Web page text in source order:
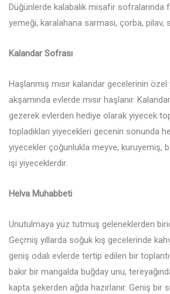
Düğünlerde kalabalık misafir sofralarında
yemeği, karalahana sarması, çorba, pilav,
Kalandar Sofrası
Haşlanmış mısır kalandar gecelerinin özel
akşamında evlerde mısır haşlanır.
gezerek evlerden hediye olarak yiyecek
topladıkları yiyecekleri gecenin sonunda
yiyecekler çoğunlukla meyve, kuruyemiş,
işi yiyeceklerdir.
Helva Muhabbeti
Unutulmaya yüz tutmuş geleneklerden
Geçmiş yıllarda soğuk kış gecelerinde
geniş odalı evlerde tertip edilen bir
bakır bir mangalda buğday unu,
kapta şekerden ağda hazırlanır. Geniş bir